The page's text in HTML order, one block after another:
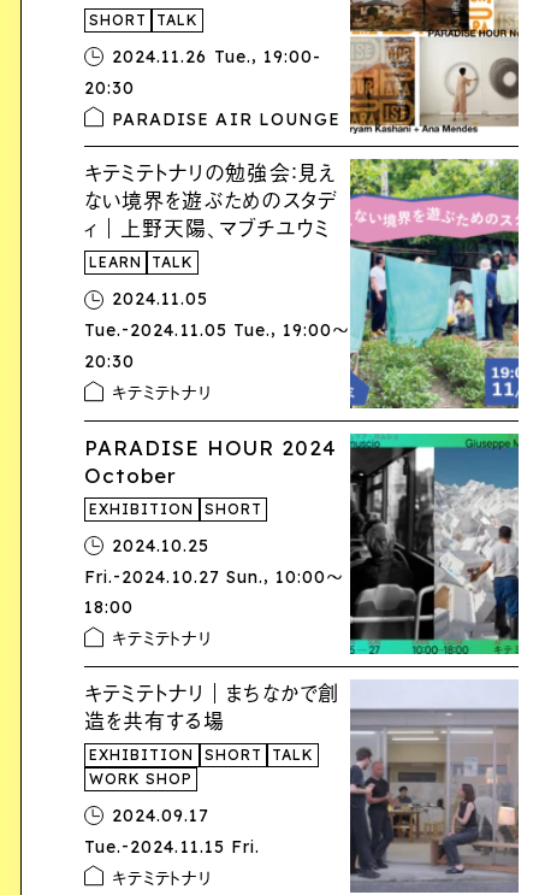
SHORT TALK
2024.11.26 Tue., 19:00-
20:30
PARADISE AIR LOUNGE
キテミテトナリの勉強会：見え
ない境界を遊ぶためのスタデ
ィ｜上野天陽、マブチユウミ
LEARN TALK
2024.11.05
Tue.-2024.11.05 Tue., 19:00〜
20:30
キテミテトナリ
PARADISE HOUR 2024
October
EXHIBITION SHORT
2024.10.25
Fri.-2024.10.27 Sun., 10:00〜
18:00
キテミテトナリ
キテミテトナリ｜まちなかで創
造を共有する場
EXHIBITION SHORT
TALK
WORK SHOP
2024.09.17
Tue.-2024.11.15 Fri.
キテミテトナリ